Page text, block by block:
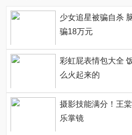
少女追星被骗自杀
骗18万元
彩虹屁表情包大全
么火起来的
摄影技能满分！王
乐掌镜